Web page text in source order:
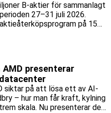
B-aktier för sammanlagt
27–31 juli 2026.
på 15
presenterar
siktar på att lösa ett av AI-
– hur man får kraft, kylning
skala. Nu presenterar de